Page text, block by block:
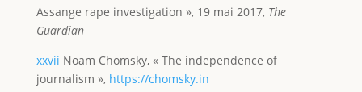
Assange rape investigation », 19 mai 2017, The
Guardian
xxvii Noam Chomsky, « The independence of
journalism », https://chomsky.in